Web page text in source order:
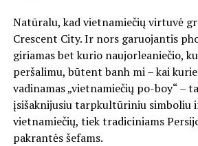
Natūralu, kad vietnamiečių virtuvė
Crescent City. Ir nors garuojantis
giriamas bet kurio naujorleaniečio,
peršalimu, būtent banh mi – kai
vadinamas „vietnamiečių po-boy“ –
įsišaknijusiu tarpkultūriniu simboliu
vietnamiečių, tiek tradiciniams
pakrantės šefams.